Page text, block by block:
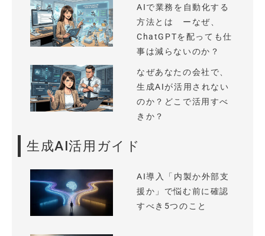
AIで業務を自動化する
方法とは ーなぜ、
ChatGPTを配っても仕
事は減らないのか？
なぜあなたの会社で、
生成AIが活用されない
のか？どこで活用すべ
きか？
生成AI活用ガイド
AI導入「内製か外部支
援か」で悩む前に確認
すべき5つのこと